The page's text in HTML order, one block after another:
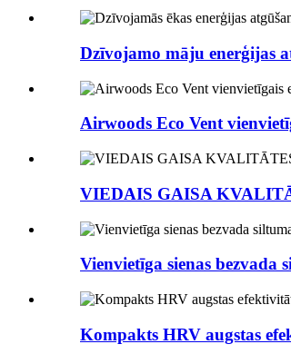
Dzīvojamo māju enerģijas
Airwoods Eco Vent
VIEDAIS GAISA
Vienvietīga sienas bezvada
Kompakts HRV augstas